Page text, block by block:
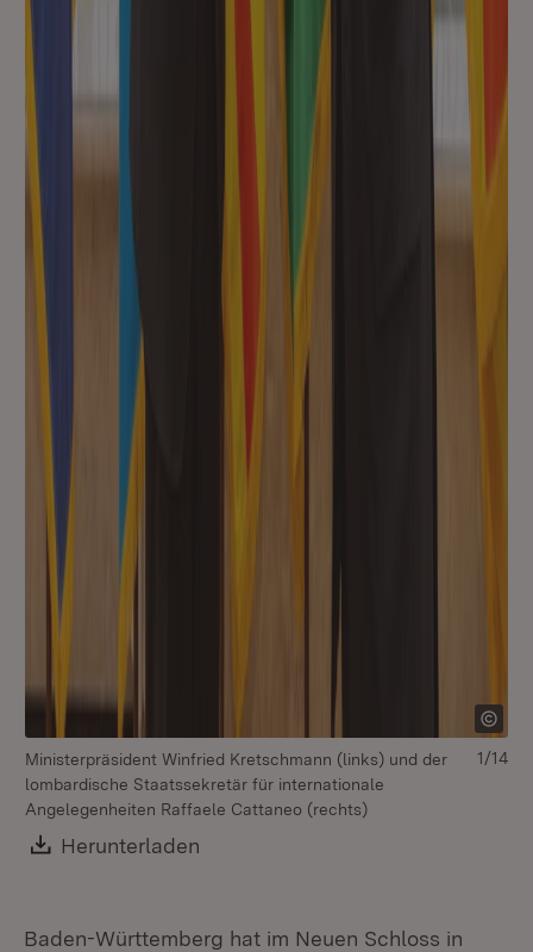
Ministerpräsident Winfried Kretschmann (links) und der
lombardische Staatssekretär für internationale
Angelegenheiten Raffaele Cattaneo (rechts)
Download:
Herunterladen
1/14
Baden-Württemberg hat im Neuen Schloss in